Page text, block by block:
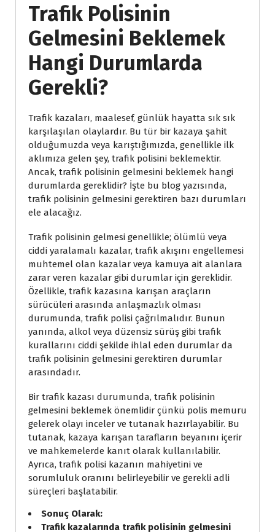
Trafik Polisinin
Gelmesini Beklemek
Hangi Durumlarda
Gerekli?
Trafik kazaları, maalesef, günlük hayatta sık sık
karşılaşılan olaylardır. Bu tür bir kazaya şahit
olduğumuzda veya karıştığımızda, genellikle ilk
aklımıza gelen şey, trafik polisini beklemektir.
Ancak, trafik polisinin gelmesini beklemek hangi
durumlarda gereklidir? İşte bu blog yazısında,
trafik polisinin gelmesini gerektiren bazı durumları
ele alacağız.
Trafik polisinin gelmesi genellikle; ölümlü veya
ciddi yaralamalı kazalar, trafik akışını engellemesi
muhtemel olan kazalar veya kamuya ait alanlara
zarar veren kazalar gibi durumlar için gereklidir.
Özellikle, trafik kazasına karışan araçların
sürücüleri arasında anlaşmazlık olması
durumunda, trafik polisi çağrılmalıdır. Bunun
yanında, alkol veya düzensiz sürüş gibi trafik
kurallarını ciddi şekilde ihlal eden durumlar da
trafik polisinin gelmesini gerektiren durumlar
arasındadır.
Bir trafik kazası durumunda, trafik polisinin
gelmesini beklemek önemlidir çünkü polis memuru
gelerek olayı inceler ve tutanak hazırlayabilir. Bu
tutanak, kazaya karışan tarafların beyanını içerir
ve mahkemelerde kanıt olarak kullanılabilir.
Ayrıca, trafik polisi kazanın mahiyetini ve
sorumluluk oranını belirleyebilir ve gerekli adli
süreçleri başlatabilir.
Sonuç Olarak:
Trafik kazalarında trafik polisinin gelmesini